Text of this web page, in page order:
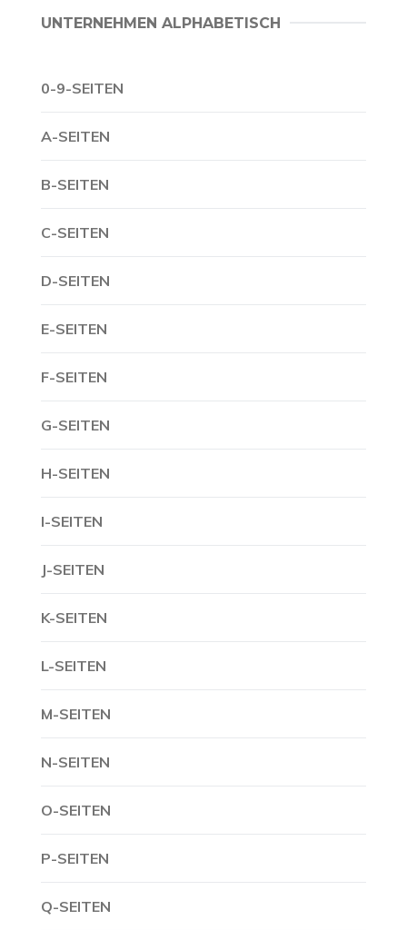
UNTERNEHMEN ALPHABETISCH
0-9-SEITEN
A-SEITEN
B-SEITEN
C-SEITEN
D-SEITEN
E-SEITEN
F-SEITEN
G-SEITEN
H-SEITEN
I-SEITEN
J-SEITEN
K-SEITEN
L-SEITEN
M-SEITEN
N-SEITEN
O-SEITEN
P-SEITEN
Q-SEITEN